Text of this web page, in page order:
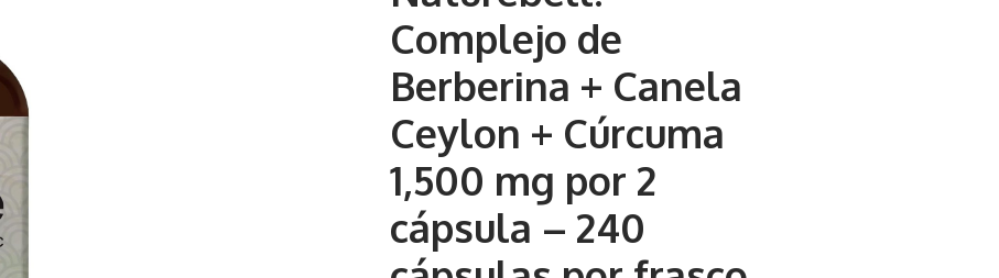
Complejo de
Berberina + Canela
Ceylon + Cúrcuma
1,500 mg por 2
cápsula – 240